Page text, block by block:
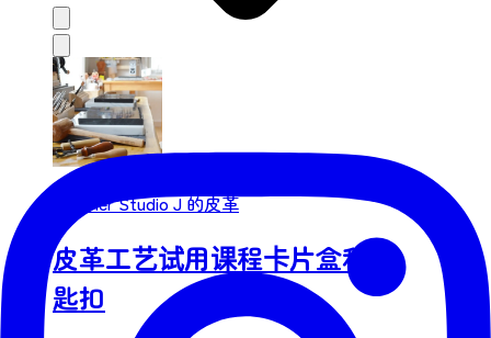
Leather Studio J 的皮革
皮革工艺试用课程卡片盒和钥
匙扣